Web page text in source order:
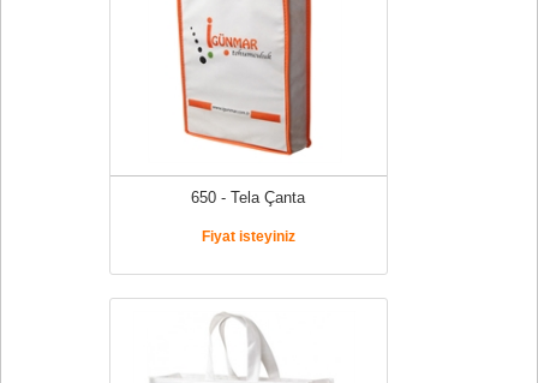
650 - Tela Çanta
Fiyat isteyiniz